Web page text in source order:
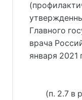
Главного
врача
января 2021
(п. 2.7 в